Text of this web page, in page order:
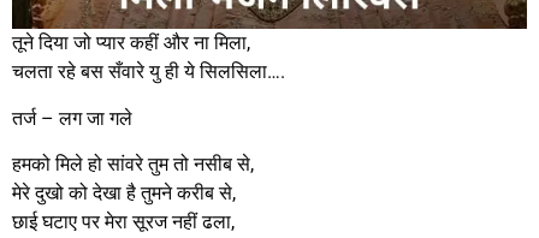
तूने दिया जो प्यार कहीं और ना मिला,
चलता रहे बस सँवारे यु ही ये सिलसिला….
तर्ज – लग जा गले
हमको मिले हो सांवरे तुम तो नसीब से,
मेरे दुखो को देखा है तुमने करीब से,
छाई घटाए पर मेरा सूरज नहीं ढला,